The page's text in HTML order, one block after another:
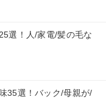
選！人/家電/髪の毛な
35選！バック/母親が/